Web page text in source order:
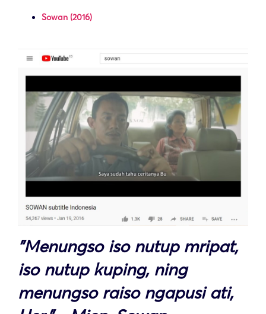
Sowan (2016)
"Menungso iso nutup mripat,
iso nutup kuping, ning
menungso raiso ngapusi ati,